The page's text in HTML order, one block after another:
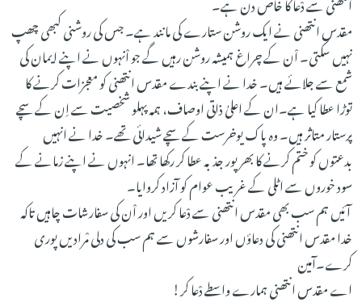
مقدس انتھنی نے ایک روشن ستارے کی مانند ہے۔ جس کی روشنی کبھی چھپ
نہیں سکتی۔ اْن کے چراغ ہمیشہ روشن رہیں گے جو اْنہوں نے اپنے ایمان کی
شمع سے جلائے ہیں۔ خدا نے اپنے بندے مقدس انتھنی کو معجزات کرنے کا
توڑا عطا کیا ہے۔ان کے اعلیٰ ذاتی اوصاف، ہمہ پہلو شخصیت سے اِن کے سچے
پرستار متاثر ہیں۔ وہ پاک یوخرست کے سچے شیدائی تھے۔ خدا نے انہیں
بدعتوں کو ختم کرنے کا بھرپور جذبہ عطا کر رکھا تھا۔ انہوں نے اپنے زمانے کے
سود خوروں سے اٹلی کے غریب عوام کو آزاد کروایا۔
آئیں ہم سب بھی مقدس انتھنی سے دْعا کریں اور اْن کی سفارشات چاہیں تاکہ
خدا مقدس انتھنی کی دعاؤں اور سفارشوں سے ہم سب کی دلی مْرادیں پوری
کرے۔آمین
اے مقدس انتھنی ہمارے واسطے دْعا کر!